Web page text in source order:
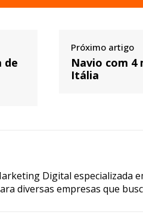
de
Próximo artigo
Navio com 4
Itália
Digital especializada
diversas empresas que